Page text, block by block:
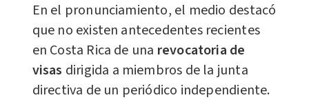
En el pronunciamiento, el medio destacó
que no existen antecedentes recientes
en Costa Rica de una revocatoria de
visas dirigida a miembros de la junta
directiva de un periódico independiente.